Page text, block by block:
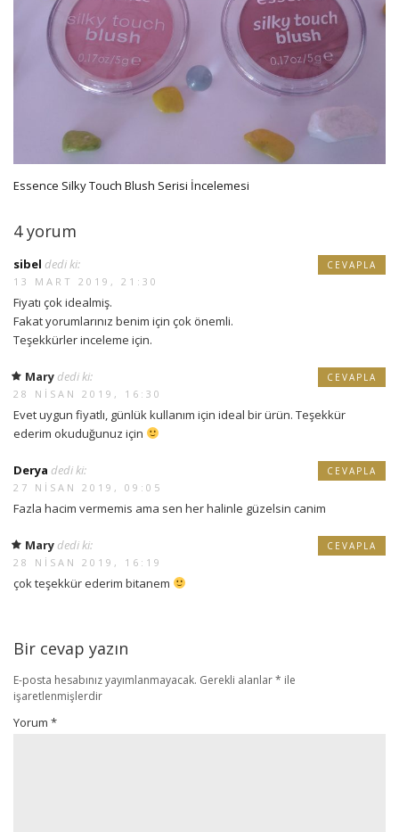
Essence Silky Touch Blush Serisi İncelemesi
4 yorum
sibel dedi ki:
13 MART 2019, 21:30
Fiyatı çok idealmiş.
Fakat yorumlarınız benim için çok önemli.
Teşekkürler inceleme için.
CEVAPLA
Mary dedi ki:
28 NISAN 2019, 16:30
Evet uygun fiyatlı, günlük kullanım için ideal bir ürün. Teşekkür
ederim okuduğunuz için
CEVAPLA
Derya dedi ki:
27 NISAN 2019, 09:05
Fazla hacim vermemis ama sen her halinle güzelsin canim
CEVAPLA
Mary dedi ki:
28 NISAN 2019, 16:19
çok teşekkür ederim bitanem
CEVAPLA
Bir cevap yazın
E-posta hesabınız yayımlanmayacak. Gerekli alanlar* ile
işaretlenmişlerdir
Yorum *